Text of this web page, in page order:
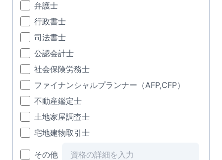
弁護士
行政書士
司法書士
公認会計士
社会保険労務士
ファイナンシャルプランナー（AFP,CFP）
不動産鑑定士
土地家屋調査士
宅地建物取引士
その他